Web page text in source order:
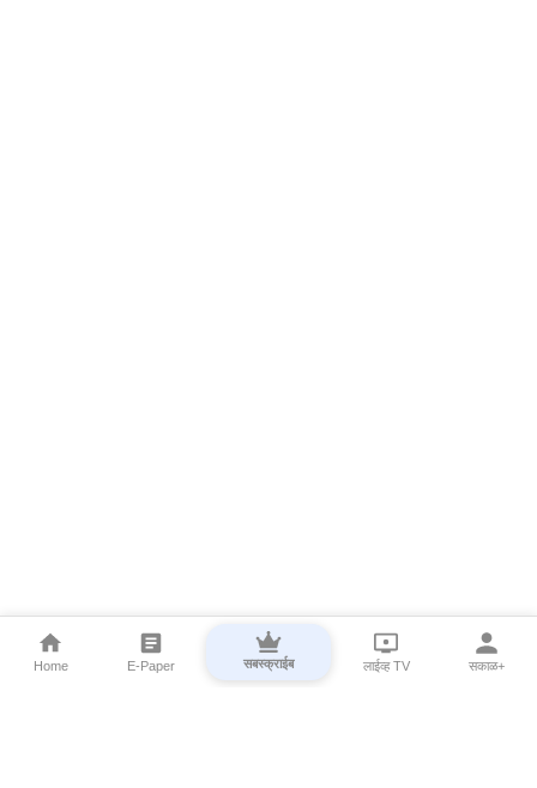
Home E-Paper सबस्क्राईब लाईव्ह TV सकाळ+